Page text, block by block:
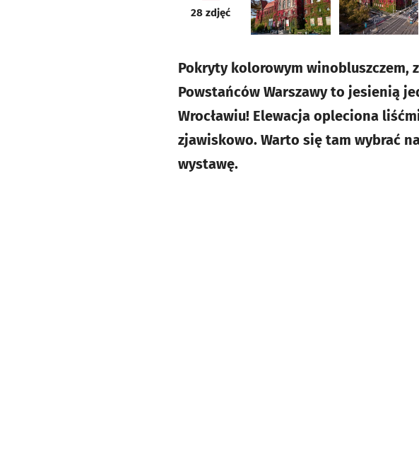
galeria
28zdjęć
Pokryty kolorowym winobluszczem,
Powstańców Warszawy to jesienią
Wrocławiu! Elewacja opleciona
zjawiskowo. Warto się tam wybrać
wystawę.